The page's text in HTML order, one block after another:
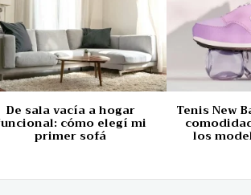
De sala vacía a hogar
cómo elegí mi
primer sofá
Tenis New
los